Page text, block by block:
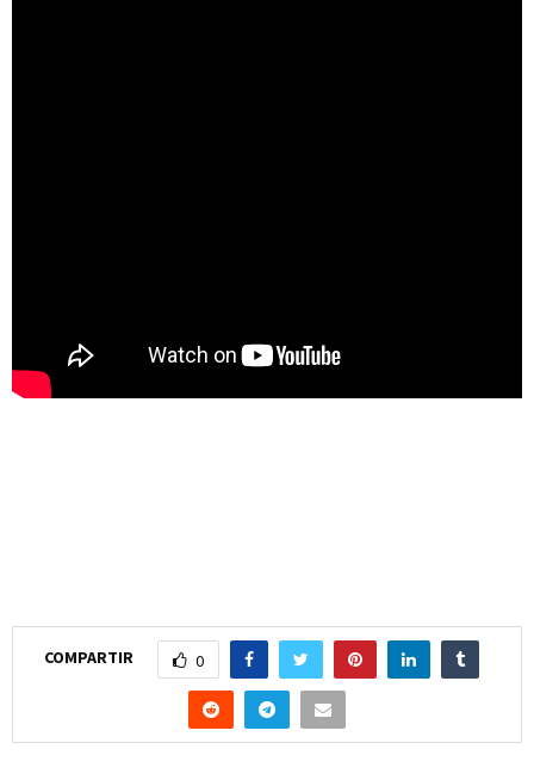
COMPARTIR 0